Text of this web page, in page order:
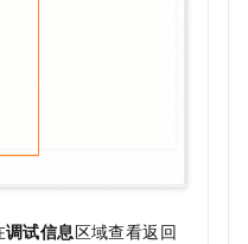
调试信息区域查看返回